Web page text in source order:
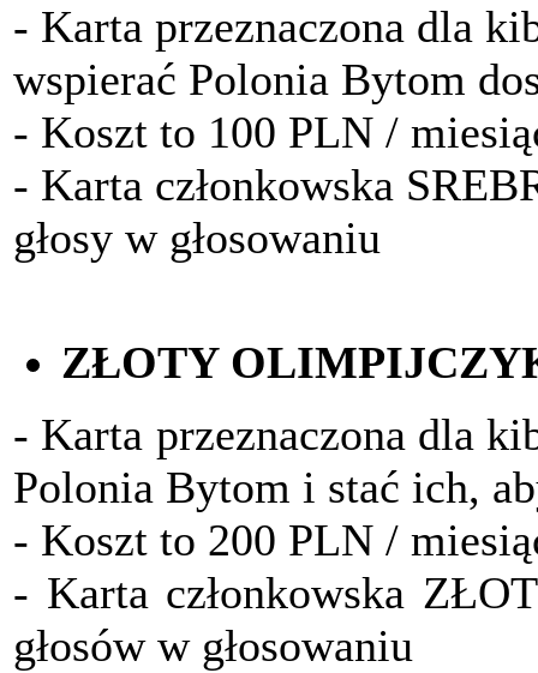
- Karta przeznaczona dla
wspierać Polonia Bytom
- Koszt to 100 PLN /
- Karta członkowska
głosy w głosowaniu
ZŁOTY
- Karta przeznaczona dla
Polonia Bytom i stać ich,
- Koszt to 200 PLN /
- Karta członkowska
głosów w głosowaniu